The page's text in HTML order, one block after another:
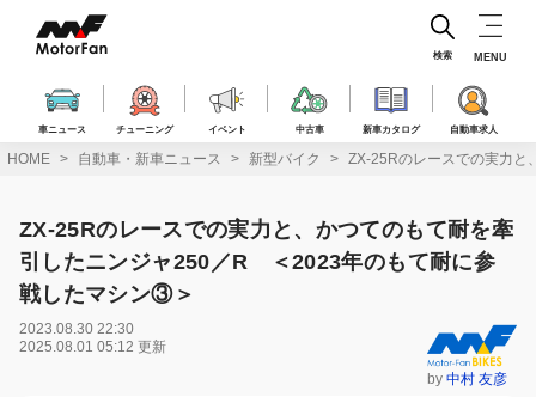
ス
車ニュース チューニング イベント 中古車 新車カタログ 自動車求人
検索 MENU
HOME 自動車・新車ニュース 新型バイク ZX-25Rのレースでの実力
ZX-25Rのレースでの実力と、かつてのもて耐を牽
引したニンジャ250／R ＜2023年のもて耐に参
戦したマシン③＞
2023.08.30 22:30
2025.08.01 05:12 更新
by中村 友彦